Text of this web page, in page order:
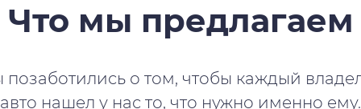
Что мы предлагаем
о том, чтобы каждый
авто нашел у нас то, что нужно именно ему.